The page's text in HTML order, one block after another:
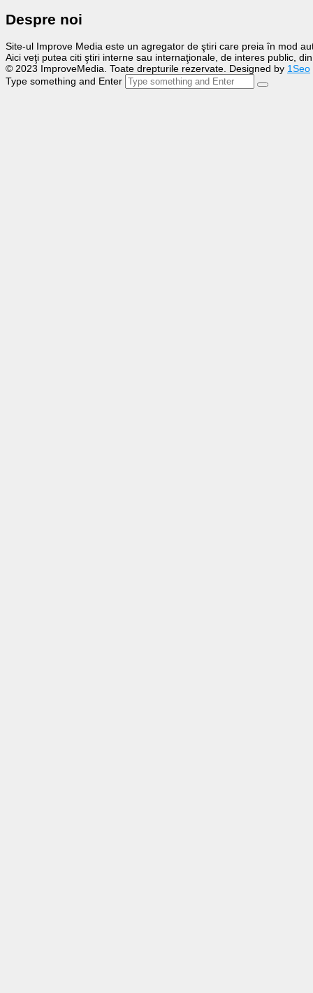
Despre noi
Site-ul Improve Media este un agregator de ştiri care preia în mod
Aici veţi putea citi ştiri interne sau internaţionale, de interes public,
© 2023 ImproveMedia. Toate drepturile rezervate. Designed by 1Seo
Type something and Enter